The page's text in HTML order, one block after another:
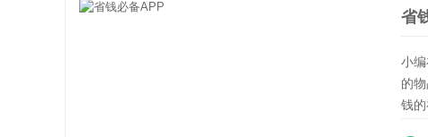
省
小
的
钱